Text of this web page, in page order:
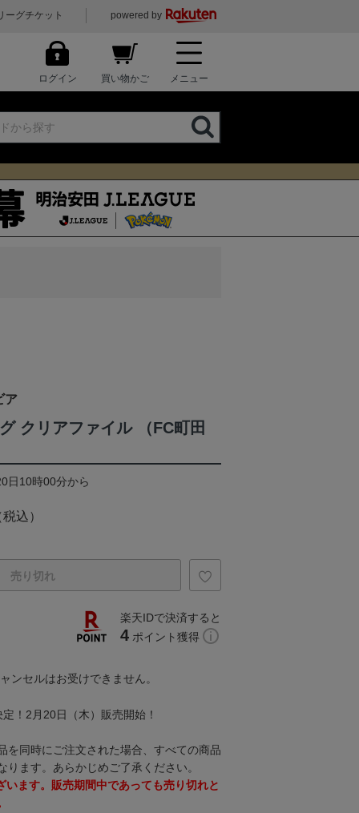
ーグチケット powered by
ログイン 買い物かご メニュー
ア
クリアファイル （FC町田
日10時00分から
込）
売り切れ
楽天IDで決済すると
4 ポイント獲得
ンセルはお受けできません。
！2月20日（木）販売開始！
同時にご注文された場合、すべての商品
ります。あらかじめご了承ください。
ます。販売期間中であっても売り切れと